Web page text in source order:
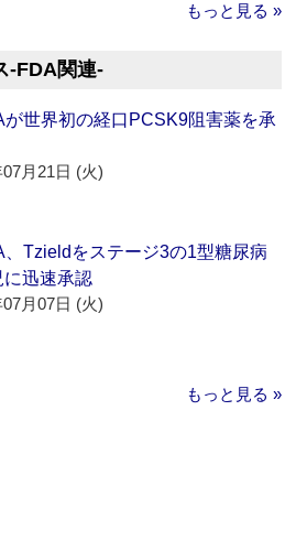
もっと見る »
関連‐
が世界初の経口PCSK9阻害薬を承
07月21日 (火)
、Tzieldをステージ3の1型糖尿病
に迅速承認
07月07日 (火)
もっと見る »